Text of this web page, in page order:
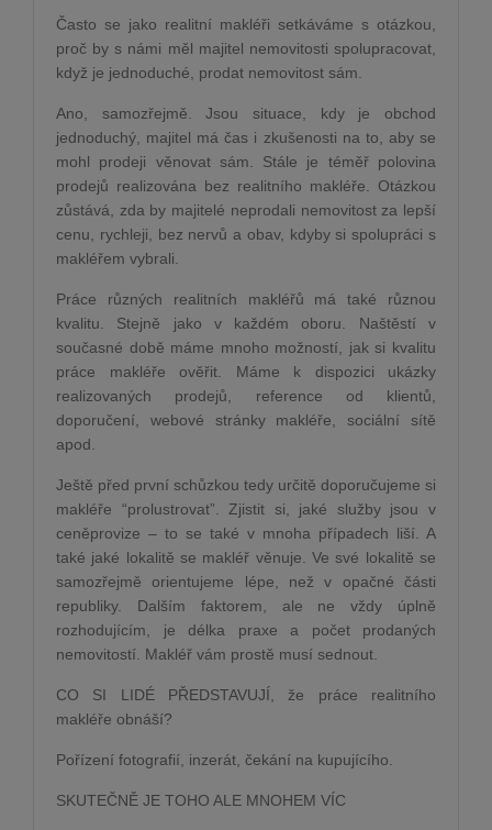
Často se jako realitní makléři setkáváme s otázkou,
proč by s námi měl majitel nemovitosti spolupracovat,
když je jednoduché , prodat nemovitost sám.
Ano, samozřejmě. Jsou situace, kdy je obchod
jednoduchý, majitel má čas i zkušenosti na to, aby se
mohl prodeji věnovat sám. Stále je téměř polovina
prodejů realizována bez realitního makléře.
Otázkou
zůstává, zda by majitelé neprodali nemovitost za lepší
cenu, rychleji, bez nervů a obav, kdyby si spolupráci s
makléřem vybrali.
Práce různých realitních makléřů má také různou
kvalitu. Stejně jako v každém oboru. Naštěstí v
současné době máme mnoho možností, jak si kvalitu
práce makléře ověřit. Máme k dispozici ukázky
realizovaných prodejů, reference od klientů,
doporučení , webové stránky makléře, sociální sítě
apod.
Ještě před první schůzkou tedy určitě doporučujeme si
makléře “prolustrovat”. Zjistit si, jaké služby jsou v
ceněprovize – to se také v mnoha případech liší. A
také jaké lokalitě se makléř věnuje. Ve své lokalitě se
samozřejmě orientujeme lépe, nežv opačné části
republiky. Dalším faktorem, ale ne vždy úplně
rozhodujícím, je délka praxe a počet prodaných
nemovitostí. Makléř vám prostě musí sednout.
CO SI LIDÉ PŘEDSTAVUJÍ, že práce realitního
makléře obnáší?
Pořízení fotografií , inzerát, čekání na kupujícího.
SKUTEČNĚ JE TOHO ALE MNOHEM VÍC